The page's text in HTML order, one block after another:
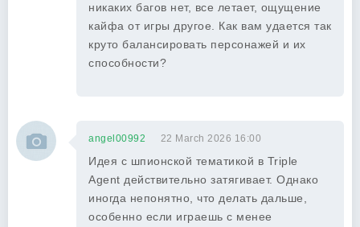
никаких багов нет, все летает, ощущение
кайфа от игры другое. Как вам удается так
круто балансировать персонажей и их
способности?
angel00992 22 March 2026 16:00
Идея с шпионской тематикой в Triple
Agent действительно затягивает. Однако
иногда непонятно, что делать дальше,
особенно если играешь с менее